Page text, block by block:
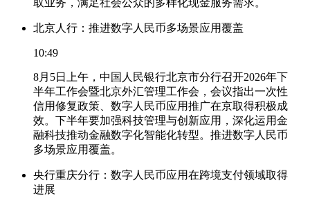
北京人行：推进数字人民币多场景应用覆盖
10:49
8月5日上午，中国人民银行北京市分行召开2026年下
半年工作会暨北京外汇管理工作会，会议指出一次性
信用修复政策、数字人民币应用推广在京取得积极成
效。下半年要加强科技管理与创新应用，深化运用金
融科技推动金融数字化智能化转型。推进数字人民币
多场景应用覆盖。
央行重庆分行：数字人民币应用在跨境支付领域取得
进展